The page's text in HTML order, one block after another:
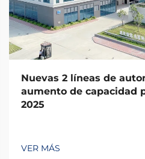
Nuevas 2 líneas de
aumento de capacidad
2025
VER MÁS